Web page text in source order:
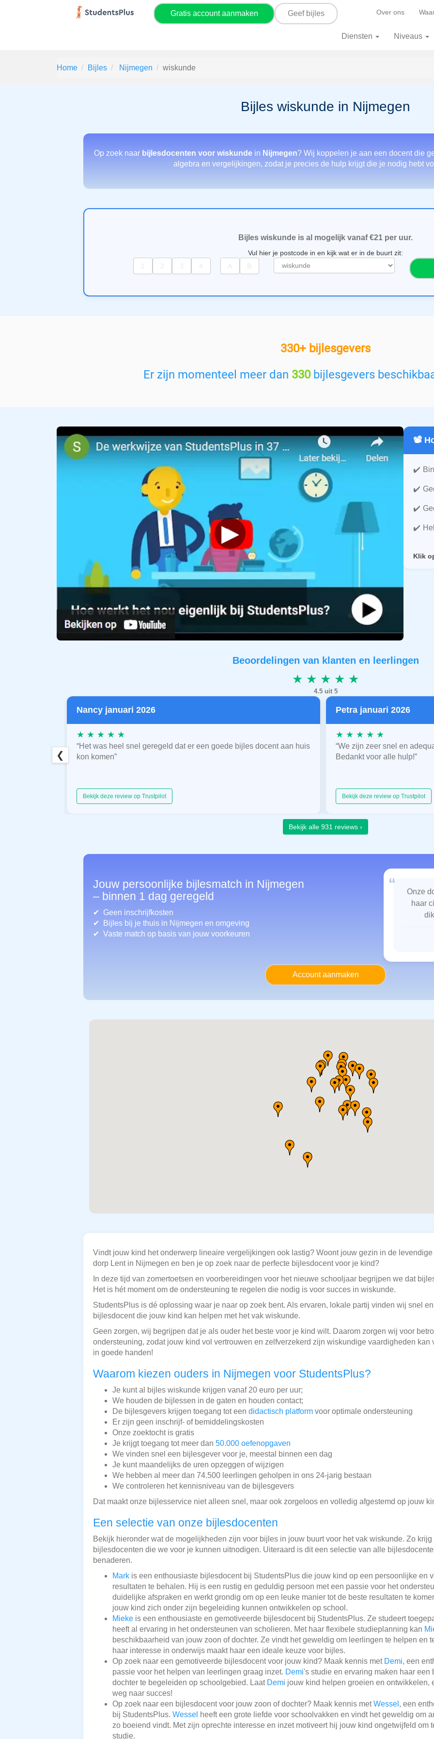
Gratis account aanmaken Geef bijles Over ons
Diensten Niveaus
Home Bijles Nijmegen wiskunde
Bijles wiskunde in Nijmegen
Op zoek naar bijlesdocenten voor wiskunde in Nijmegen? Wij koppelen je aan een docent die
algebra en vergelijkingen, zodat je precies de hulp krijgt die je nodig hebt
Bijles wiskunde is al mogelijk vanaf €21 per uur.
Vul hier je postcode in en kijk wat er in de buurt zit:
e
n
330+ bijlesgevers
Er zijn momenteel meer dan 330bijlesgevers
▶
📽️
Klik
Beoordelingen van klanten en leerlingen
★ ★ ★ ★ ★
4.5 uit 5
Nancy januari 2026
★ ★ ★ ★ ★
“Het was heel snel geregeld dat er een goede bijles docent aan huis
kon komen”
Bekijk deze review op Trustpilot
Petra januari 2026
★ ★ ★ ★ ★
“We zijn zeer snel en
Bedankt voor alle hulp!”
Bekijk deze review op Trustpilot
❮
Bekijk alle 931 reviews ›
Jouw persoonlijke bijlesmatch in Nijmegen
– binnen 1 dag geregeld
Geen inschrijfkosten
Bijles bij je thuis in Nijmegen en omgeving
Vaste match op basis van jouw voorkeuren
“
Onze
haar
Account aanmaken
Vindt jouw kind het onderwerp lineaire vergelijkingen ook lastig? Woont jouw gezin in de
dorp Lent in Nijmegen en ben je op zoek naar de perfecte bijlesdocent voor je kind?
In deze tijd van zomertoetsen en voorbereidingen voor het nieuwe schooljaar begrijpen we dat
Het is hét moment om de ondersteuning te regelen die nodig is voor succes in wiskunde.
StudentsPlus is dé oplossing waar je naar op zoek bent. Als ervaren, lokale partij vinden wij snel
bijlesdocent die jouw kind kan helpen met het vak wiskunde.
Geen zorgen, wij begrijpen dat je als ouder het beste voor je kind wilt. Daarom zorgen wij voor
ondersteuning, zodat jouw kind vol vertrouwen en zelfverzekerd zijn wiskundige vaardigheden kan
in goede handen!
Waarom kiezen ouders in Nijmegen voor StudentsPlus?
Je kunt al bijles wiskunde krijgen vanaf 20 euro per uur;
We houden de bijlessen in de gaten en houden contact;
De bijlesgevers krijgen toegang tot een didactisch platform voor optimale ondersteuning
Er zijn geen inschrijf- of bemiddelingskosten
Onze zoektocht is gratis
Je krijgt toegang tot meer dan 50.000 oefenopgaven
We vinden snel een bijlesgever voor je, meestal binnen een dag
Je kunt maandelijks de uren opzeggen of wijzigen
We hebben al meer dan 74.500 leerlingen geholpen in ons 24-jarig bestaan
We controleren het kennisniveau van de bijlesgevers
Dat maakt onze bijlesservice niet alleen snel, maar ook zorgeloos en volledig afgestemd op jouw
Een selectie van onze bijlesdocenten
Bekijk hieronder wat de mogelijkheden zijn voor bijles in jouw buurt voor het vak wiskunde. Zo
bijlesdocenten die we voor je kunnen uitnodigen. Uiteraard is dit een selectie van alle
benaderen.
Mark is een enthousiaste bijlesdocent bij StudentsPlus die jouw kind op een persoonlijke en
resultaten te behalen. Hij is een rustig en geduldig persoon met een passie voor het
duidelijke afspraken en werkt grondig om op een leuke manier tot de beste resultaten te
jouw kind zich onder zijn begeleiding kunnen ontwikkelen op school.
Mieke is een enthousiaste en gemotiveerde bijlesdocent bij StudentsPlus. Ze studeert
heeft al ervaring in het ondersteunen van scholieren. Met haar flexibele studieplanning kan
beschikbaarheid van jouw zoon of dochter. Ze vindt het geweldig om leerlingen te helpen en
haar interesse in onderwijs maakt haar een ideale keuze voor bijles.
Op zoek naar een gemotiveerde bijlesdocent voor jouw kind? Maak kennis met Demi, een
passie voor het helpen van leerlingen graag inzet. Demi's studie en ervaring maken haar
dochter te begeleiden op schoolgebied. Laat Demi jouw kind helpen groeien en ontwikkelen,
weg naar succes!
Op zoek naar een bijlesdocent voor jouw zoon of dochter? Maak kennis metWessel , een
bij StudentsPlus. Wessel heeft een grote liefde voor schoolvakken en vindt het geweldig om
zo boeiend vindt. Met zijn oprechte interesse en inzet motiveert hij jouw kind ongetwijfeld om
studie.